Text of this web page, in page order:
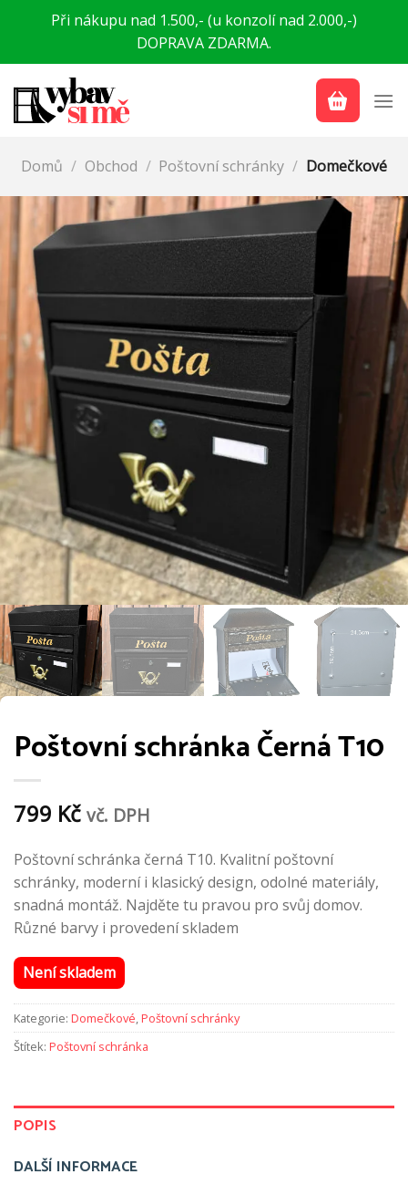
PřeskočitPři nákupu nad 1.500,- (u konzolí nad 2.000,-)
DOPRAVA ZDARMA.
Domů / Obchod / Poštovní schránky / Domečkové
Poštovní schránka Černá T10
799 Kč vč. DPH
Poštovní schránka černá T10. Kvalitní poštovní
schránky, moderní i klasický design, odolné materiály,
snadná montáž. Najděte tu pravou pro svůj domov.
Různé barvy i provedení skladem
Není skladem
Kategorie: Domečkové,Poštovní schránky
Štítek: Poštovní schránka
POPIS
DALŠÍ INFORMACE